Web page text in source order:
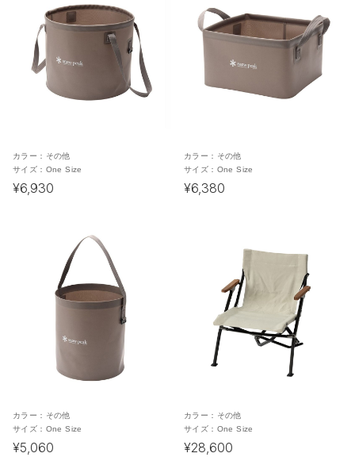
カラー： その他
サイズ： One Size
¥6,930
カラー： その他
サイズ： One Size
¥6,380
カラー： その他
サイズ： One Size
¥5,060
カラー： その他
サイズ： One Size
¥28,600